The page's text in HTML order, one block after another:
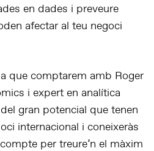
en dades i preveure
afectar al teu negoci
que comptarem amb Roger
i expert en analítica
gran potencial que tenen
internacional i coneixeràs
per treure’n el màxim